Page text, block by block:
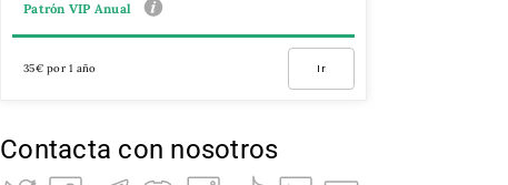
Patrón VIP Anual
35€ por 1 año Ir
Contacta con nosotros